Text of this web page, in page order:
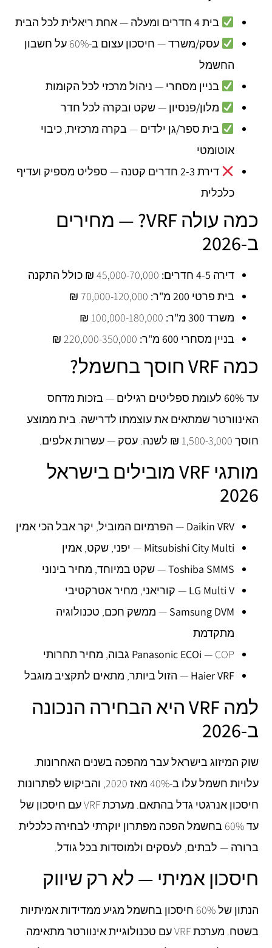
בית 4 חדרים ומעלה
— אחת ריאלית לכל הבית
עסק/משרד
— חיסכון עצום ב-60% על חשבון
החשמל
בניין מסחרי — ניהול מרכזי לכל הקומות
מלון/פנסיון — שקט ובקרה לכל חדר
בית ספר/גן ילדים — בקרה מרכזית, כיבוי
אוטומטי
דירת 2-3 חדרים קטנה
— ספליט מספיק ועדיף
כלכלית
כמה עולה VRF? — מחירים
ב-2026
דירה 4-5 חדרים:
בית פרטי 200 מ"ר:
משרד 300 מ"ר:
בניין מסחרי 600 מ"ר:
כמה VRF חוסך בחשמל?
עד 60%
לעומת ספליטים רגילים — בזכות מדחס
האינוורטר שמתאים את עוצמתו לדרישה. בית ממוצע
חוסך 1,500-3,000 ₪ לשנה. עסק — עשרות אלפים.
מותגי VRF מובילים בישראל
2026
Daikin VRV — הפרמיום המוביל, יקר אבל הכי אמין
Mitsubishi City Multi — יפני, שקט, אמין
Toshiba SMMS— שקט במיוחד, מחיר בינוני
LG Multi V — קוריאני, מחיר אטרקטיבי
Samsung DVM — ממשק חכם, טכנולוגיה
מתקדמת
Panasonic ECOi — COP גבוה, מחיר תחרותי
Haier VRF — הזול ביותר, מתאים לתקציב מוגבל
למה VRF היא הבחירה הנכונה
ב-2026
שוק המיזוג בישראל עבר מהפכה בשנים האחרונות.
עלויות חשמל עלו ב-40% מאז 2020, והביקוש לפתרונות
חיסכון אנרגטי גדל בהתאם. מערכת VRF עם חיסכון של
עד 60% בחשמל הפכה מפתרון יוקרתי לבחירה כלכלית
ברורה — לבתים, לעסקים ולמוסדות בכל גודל.
חיסכון אמיתי — לא רק שיווק
הנתון של 60% חיסכון בחשמל מגיע ממדידות אמיתיות
בשטח. מערכת VRF עם טכנולוגיית אינוורטר מתאימה